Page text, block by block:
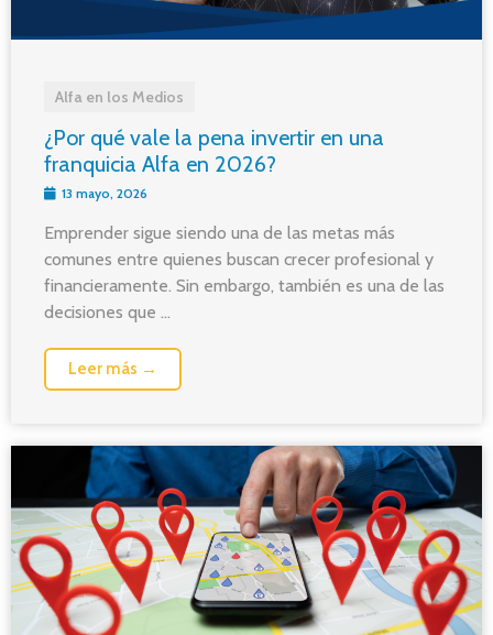
Alfa en los Medios
¿Por qué vale la pena invertir en una
franquicia Alfa en 2026?
13 mayo, 2026
Emprender sigue siendo una de las metas más
comunes entre quienes buscan crecer profesional y
financieramente. Sin embargo, también es una de las
decisiones que ...
Leer más →